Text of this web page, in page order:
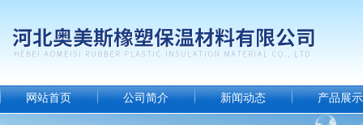
网站首页 公司简介 新闻动态 产品展示